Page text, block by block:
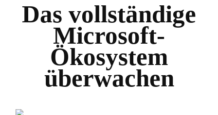
Das vollständige
Microsoft-
Ökosystem
überwachen